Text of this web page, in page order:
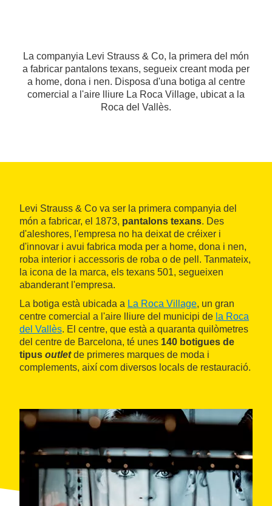
La companyia Levi Strauss & Co, la primera del món
a fabricar pantalons texans, segueix creant moda per
a home, dona i nen. Disposa d'una botiga al centre
comercial a l'aire lliure La Roca Village, ubicat a la
Roca del Vallès.
Levi Strauss & Co va ser la primera companyia del
món a fabricar, el 1873, pantalons texans. Des
d'aleshores, l'empresa no ha deixat de créixer i
d'innovar i avui fabrica moda per a home, dona i nen,
roba interior i accessoris de roba o de pell. Tanmateix,
la icona de la marca, els texans 501, segueixen
abanderant l'empresa.
La botiga està ubicada a La Roca Village, un gran
centre comercial a l'aire lliure del municipi de la Roca
del Vallès. El centre, que està a quaranta quilòmetres
del centre de Barcelona, té unes 140 botigues de
tipus outletde primeres marques de moda i
complements, així com diversos locals de restauració.